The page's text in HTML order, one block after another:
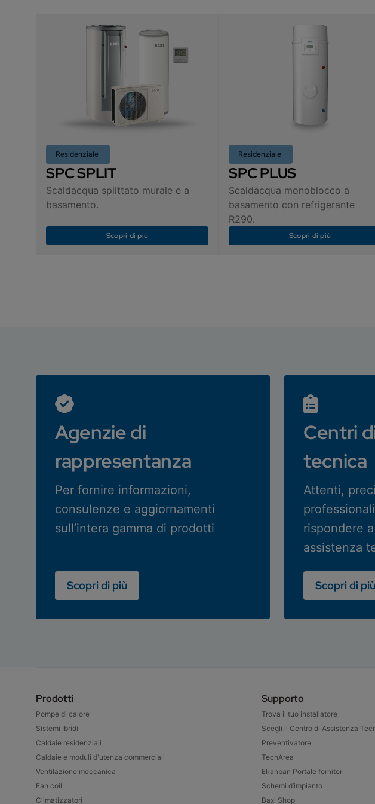
Residenziale
SPC SPLIT
Scaldacqua splittato murale e a
basamento.
Scopri di più
Residenziale
SPC PLUS
Scaldacqua monoblocco a
basamento con refrigerante
R290.
Scopri di più
Agenzie di
rappresentanza
Per fornire informazioni,
consulenze e aggiornamenti
sull’intera gamma di prodotti
Scopri di più
Centri
tecnica
Attenti,
rispondere
assistenza
Scopri di più
Prodotti
Pompe di calore
Sistemi Ibridi
Caldaie residenziali
Caldaie e moduli d'utenza commerciali
Ventilazione meccanica
Fan coil
Climatizzatori
Supporto
Trova il tuo installatore
Scegli il Centro di Assistenza
Preventivatore
TechArea
Ekanban Portale fornitori
Schemi d’impianto
Baxi Shop